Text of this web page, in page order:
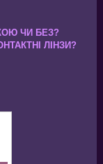
ЧИ БЕЗ?
ЛІНЗИ?